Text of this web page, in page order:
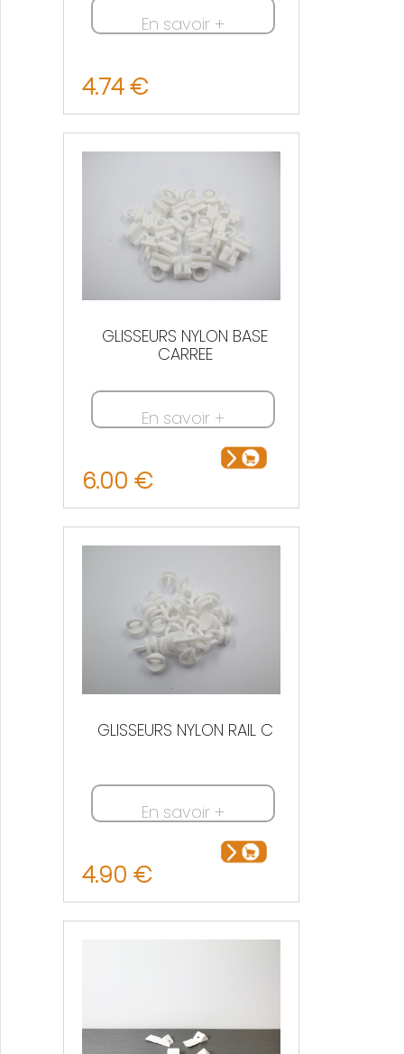
En savoir +
4.74 €
Nous contacter
GLISSEURS NYLON BASE
CARREE
En savoir +
6.00 €
GLISSEURS NYLON RAIL C
En savoir +
4.90 €